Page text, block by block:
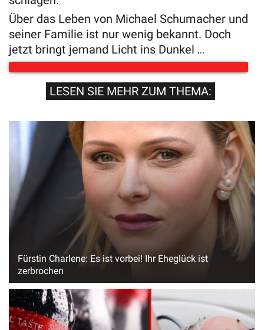
Über das Leben von Michael Schumacher und
seiner Familie ist nur wenig bekannt. Doch
jetzt bringt jemand Licht ins Dunkel …
LESEN SIE MEHR ZUM THEMA:
Fürstin Charlene: Es ist vorbei! Ihr Eheglück ist
zerbrochen